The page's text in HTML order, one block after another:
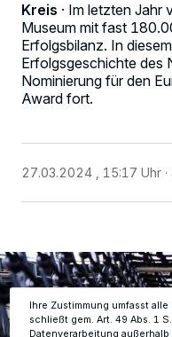
Kreis · Im letzten Jahr
Museum mit fast
Erfolgsbilanz. In
Erfolgsgeschichte des
Nominierung für den
Award fort.
27.03.2024 , 15:17 Uhr
personenbezogene Daten
Tracking-Technologien für
verarbeiten Daten, um
Einstellungen oder
Ihre Einstellungen gelten
Informationen finden Sie in
Ihre Zustimmung umfasst
schließt gem. Art. 49 Abs. 1
Datenverarbeitung außerhalb